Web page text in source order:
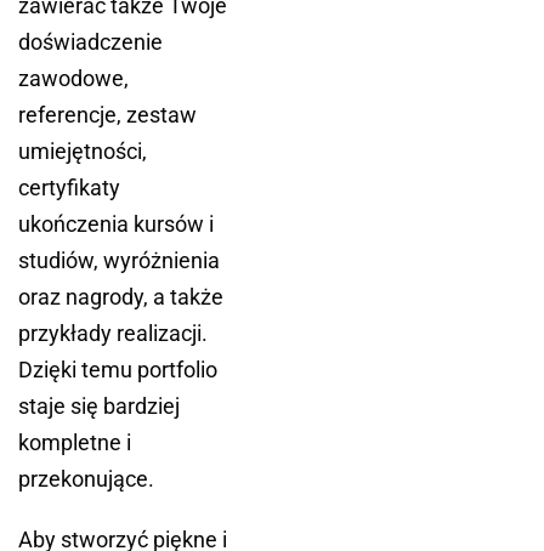
zawierać także Twoje
doświadczenie
zawodowe,
referencje, zestaw
umiejętności,
certyfikaty
ukończenia kursów i
studiów, wyróżnienia
oraz nagrody, a także
przykłady realizacji.
Dzięki temu portfolio
staje się bardziej
kompletne i
przekonujące.
Aby stworzyć piękne i